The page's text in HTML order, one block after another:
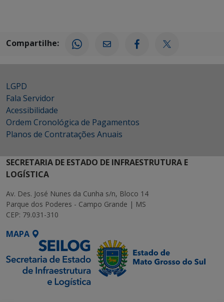
Compartilhe:
LGPD
Fala Servidor
Acessibilidade
Ordem Cronológica de Pagamentos
Planos de Contratações Anuais
SECRETARIA DE ESTADO DE INFRAESTRUTURA E
LOGÍSTICA
Av. Des. José Nunes da Cunha s/n, Bloco 14
Parque dos Poderes - Campo Grande | MS
CEP: 79.031-310
MAPA